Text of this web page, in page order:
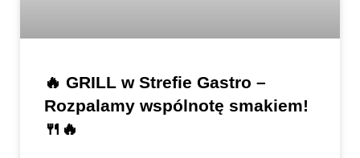
🔥 GRILL w Strefie Gastro –
Rozpalamy wspólnotę smakiem!
🍴🔥